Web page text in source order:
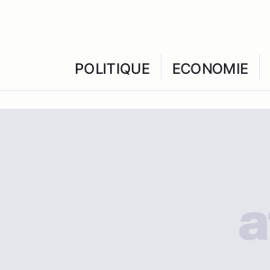
POLITIQUE ECONOMIE